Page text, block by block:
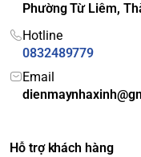
Trợ lý giọng nói: Tivi
qua Magic Remote,
không cần phải gõ phím.
Âm thanh AI Sound Pro
hóa âm thanh dựa
kết nối không dây như
Phường Từ Liêm,
Hotline
0832489779
Email
Hỗ trợ khách hàng